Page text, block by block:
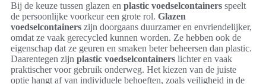
Bij de keuze tussen glazen en plastic voedselcontainers speelt
de persoonlijke voorkeur een grote rol. Glazen
voedselcontainers zijn doorgaans duurzamer en envriendelijker,
omdat ze vaak gerecycled kunnen worden. Ze hebben ook de
eigenschap dat ze geuren en smaken beter beheersen dan plastic.
Daarentegen zijn plastic voedselcontainers lichter en vaak
praktischer voor gebruik onderweg. Het kiezen van de juiste
optie hangt af van individuele behoeften, zoals veiligheid in de